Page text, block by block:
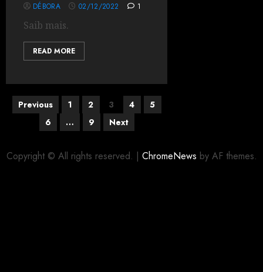
DÉBORA 02/12/2022 1
Saib mais.
READ MORE
Previous 1 2 3 4
5
6
… 9 Next
Copyright © All rights reserved. | ChromeNews by AF themes.